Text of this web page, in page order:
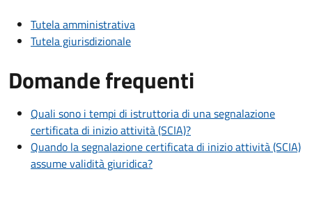
Tutela amministrativa
Tutela giurisdizionale
Domande frequenti
Quali sono i tempi di istruttoria di una segnalazione
certificata di inizio attività (SCIA)?
Quando la segnalazione certificata di inizio attività (SCIA)
assume validità giuridica?